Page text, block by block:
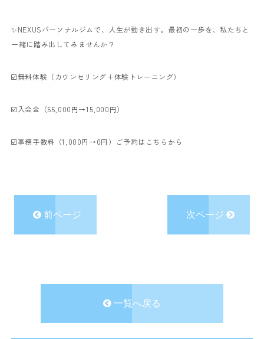
✨NEXUSパーソナルジムで、人生が動き出す。最初の一歩を、私たちと
一緒に踏み出してみませんか？
☑️無料体験（カウンセリング＋体験トレーニング）
☑️入会金（55,000円→15,000円）
☑️事務手数料（1,000円→0円）ご予約はこちらから
前ページ 次ページ
一覧へ戻る